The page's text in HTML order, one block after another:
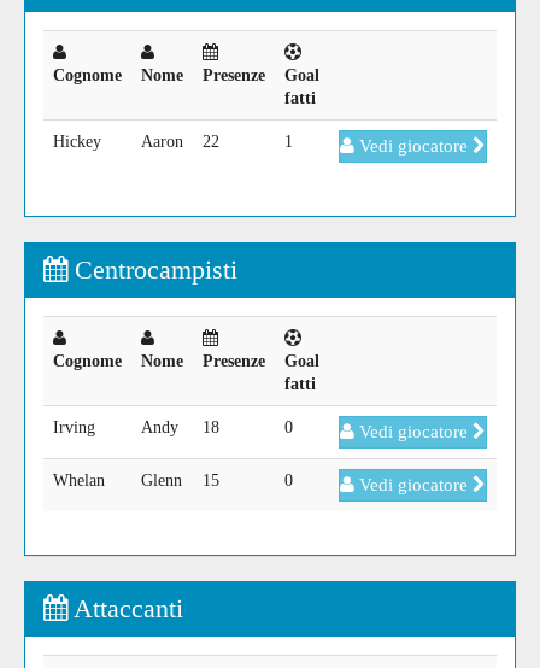
Cognome Nome Presenze
Goal
fatti
Hickey Aaron 22 1 Vedi giocatore
Centrocampisti
Cognome Nome Presenze
Goal
fatti
Irving Andy 18 0 Vedi giocatore
Whelan Glenn 15 0 Vedi giocatore
Attaccanti